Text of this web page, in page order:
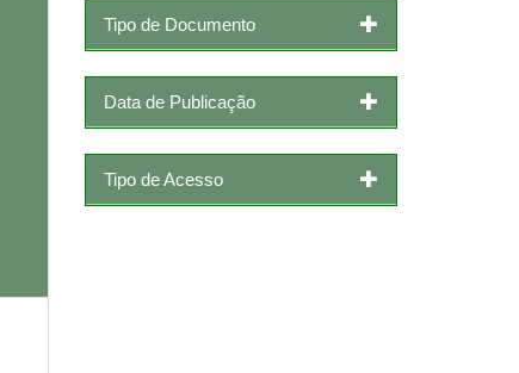
Tipo de Documento
Data de Publicação
Tipo de Acesso